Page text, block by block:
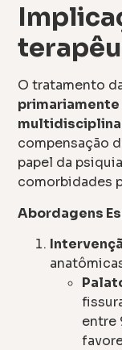
O tratamento
compensação
papel da
comorbidades
Abordagens
entre